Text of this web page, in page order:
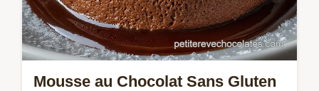
Mousse au Chocolat Sans Gluten